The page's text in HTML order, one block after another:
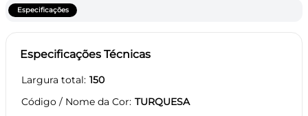
Especificações
Especificações Técnicas
Largura total 150
Código / Nome da Cor TURQUESA